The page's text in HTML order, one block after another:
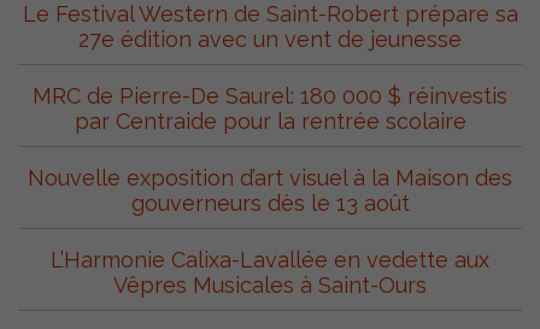
Le Festival Western de Saint-Robert prépare sa
27e édition avec un vent de jeunesse
MRC de Pierre-De Saurel: 180 000 $ réinvestis
par Centraide pour la rentrée scolaire
Nouvelle exposition d’art visuel à la Maison des
gouverneurs dès le 13 août
L’Harmonie Calixa-Lavallée en vedette aux
Vêpres Musicales à Saint-Ours